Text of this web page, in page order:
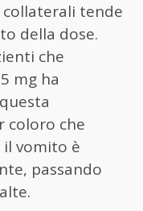
collaterali tende
della dose.
che
mg ha
coloro che
il vomito è
passando